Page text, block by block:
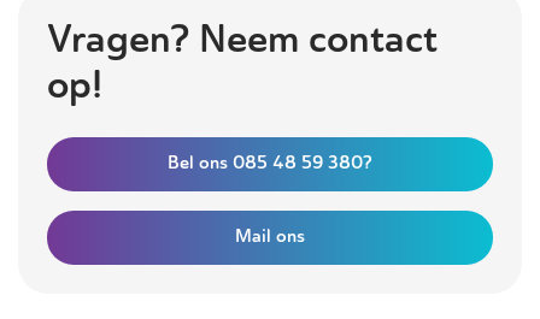
Vragen? Neem contact
op!
Bel ons 085 48 59 380?
Mail ons